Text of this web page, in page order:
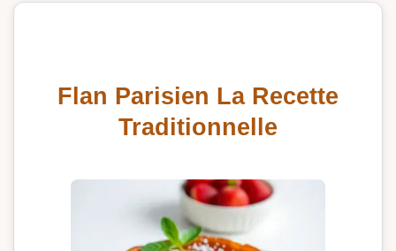
Flan Parisien La Recette
Traditionnelle